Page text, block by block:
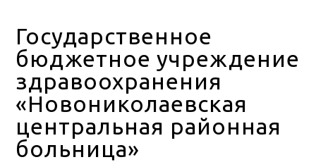
Государственное
бюджетное учреждение
здравоохранения
«Новониколаевская
центральная районная
больница»